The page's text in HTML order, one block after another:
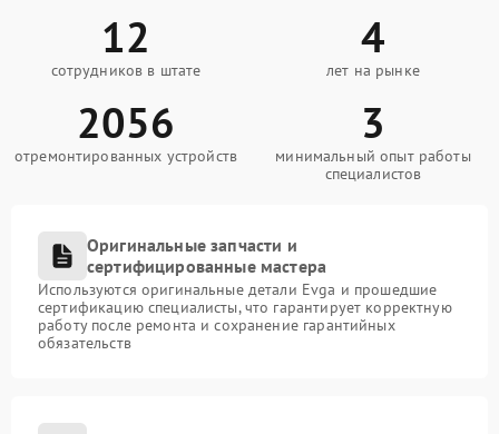
12
сотрудников в штате
4
лет на рынке
2056
отремонтированных устройств
3
минимальный опыт работы
специалистов
Оригинальные запчасти и
сертифицированные мастера
Используются оригинальные детали Evga и прошедшие
сертификацию специалисты, что гарантирует корректную
работу после ремонта и сохранение гарантийных
обязательств